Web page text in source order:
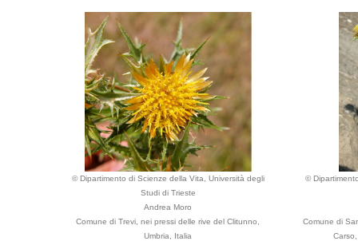
© Dipartimento di Scienze della Vita, Università degli
Studi di Trieste
Andrea Moro
Comune di Trevi, nei pressi delle rive del Clitunno,
Umbria, Italia
©
Comune di